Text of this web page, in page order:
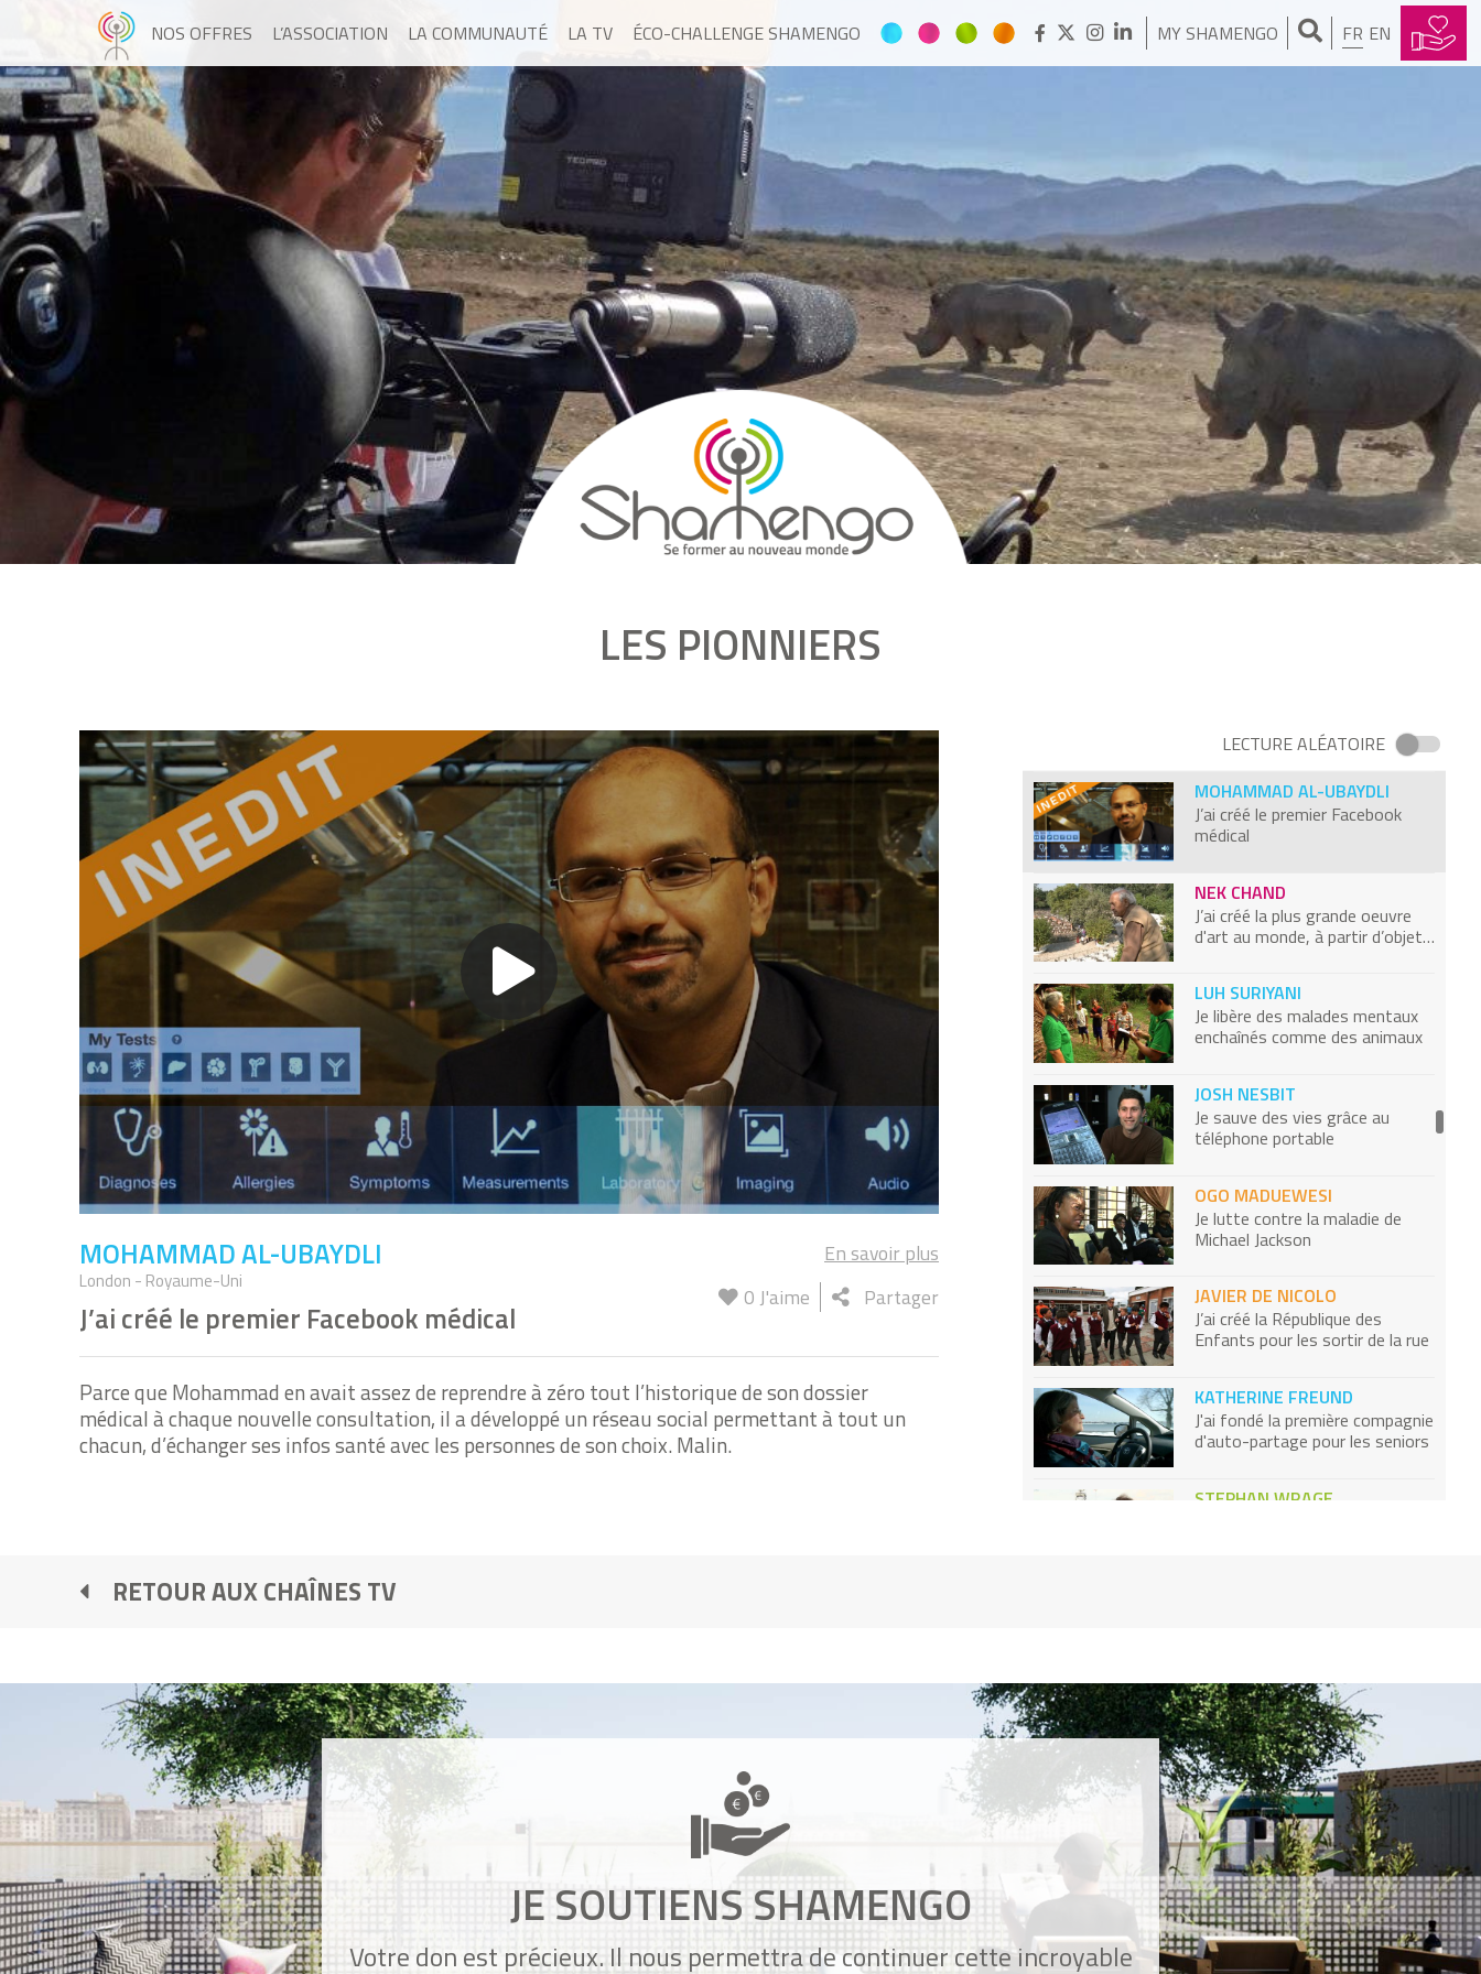
NOS OFFRES L’ASSOCIATION LA COMMUNAUTÉ LA TV ÉCO-CHALLENGE SHAMENGO MY SHAMENGO FR EN
LES PIONNIERS
Nathalie DANIEL - Echo-Mer
MOHAMMAD AL-UBAYDLI
London - Royaume-Uni
J’ai créé le premier Facebook médical
En savoir plus
0 J'aime Partager
Parce que Mohammad en avait assez de reprendre à zéro tout l’historique de son dossier
médical à chaque nouvelle consultation, il a développé un réseau social permettant à tout un
chacun, d’échanger ses infos santé avec les personnes de son choix. Malin.
LECTURE ALÉATOIRE
Mon invention peut vous sauver
la peau
MIGUEL NEIVA
J’aide les daltoniens à voir les
couleurs
BARTHÉLÉMY DOMINICI
J'installe des poubelles en mer
ANDREA COLEMAN
Pour sauver des vies, mes
pilotes sillonnent les pistes les
plus improbables d’Afrique
OLIVIER DESMOULIN
Viens chez moi, c’est mon voisin
qui cuisine
vos achats
MOHAMMAD AL-UBAYDLI
J’ai créé le premier Facebook
médical
NEK CHAND
J’ai créé la plus grande oeuvre
d'art au monde, à partir d’objets
LUH SURIYANI
Je libère des malades mentaux
enchaînés comme des animaux
JOSH NESBIT
Je sauve des vies grâce au
téléphone portable
OGO MADUEWESI
Je lutte contre la maladie de
Michael Jackson
JAVIER DE NICOLO
J’ai créé la République des
Enfants pour les sortir de la rue
KATHERINE FREUND
J'ai fondé la première compagnie
d'auto-partage pour les seniors
STEPHAN WRAGE
JUNTO OHKI
J’ai créé un langage universel
pour les sourds et muets
GUILLAUME BAPST
J’ai créé les épiceries solidaires
SAM AGUTU
J’ai créé une épargne santé
universelle pour les pays en
développement
RETOUR AUX CHAÎNES TV
JE SOUTIENS SHAMENGO
Votre don est précieux. Il nous permettra de continuer cette incroyable